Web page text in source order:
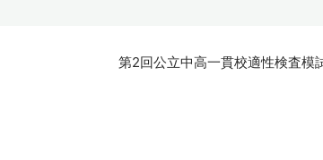
第2回公立中高一貫校適性検査模